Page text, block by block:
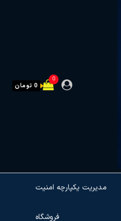
0
0 تومان
مدیریت یکپارچه امنیت
فروشگاه